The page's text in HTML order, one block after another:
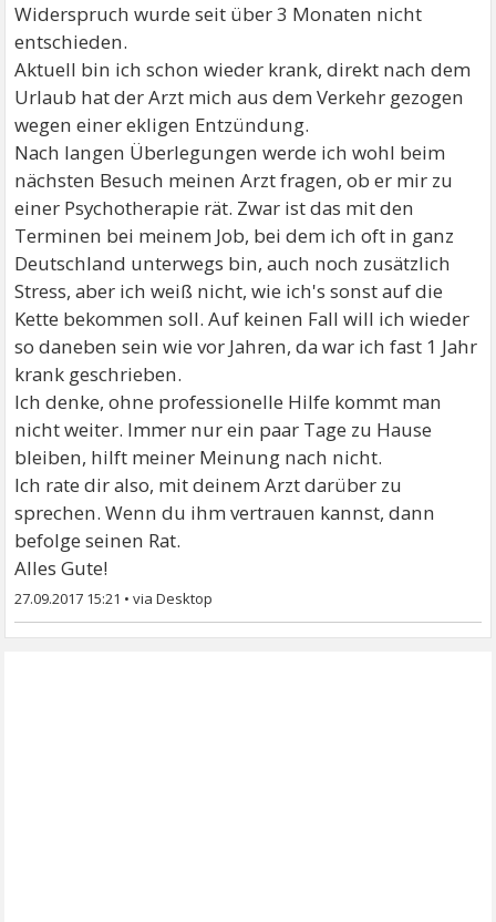
Widerspruch wurde seit über 3 Monaten nicht
entschieden.
Aktuell bin ich schon wieder krank, direkt nach dem
Urlaub hat der Arzt mich aus dem Verkehr gezogen
wegen einer ekligen Entzündung.
Nach langen Überlegungen werde ich wohl beim
nächsten Besuch meinen Arzt fragen, ob er mir zu
einer Psychotherapie rät. Zwar ist das mit den
Terminen bei meinem Job, bei dem ich oft in ganz
Deutschland unterwegs bin, auch noch zusätzlich
Stress, aber ich weiß nicht, wie ich's sonst auf die
Kette bekommen soll. Auf keinen Fall will ich wieder
so daneben sein wie vor Jahren, da war ich fast 1 Jahr
krank geschrieben.
Ich denke, ohne professionelle Hilfe kommt man
nicht weiter. Immer nur ein paar Tage zu Hause
bleiben, hilft meiner Meinung nach nicht.
Ich rate dir also, mit deinem Arzt darüber zu
sprechen. Wenn du ihm vertrauen kannst, dann
befolge seinen Rat.
Alles Gute!
27.09.2017 15:21 •